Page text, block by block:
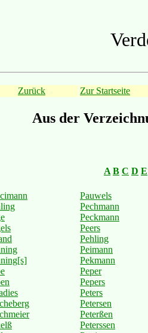
Zurück Zur Startseite
Aus der
A B C D E
Pauwels
Pechmann
Peckmann
Peers
Pehling
Peimann
Pekmann
Peper
Pepers
Peters
Petersen
Peterßen
Peterssen